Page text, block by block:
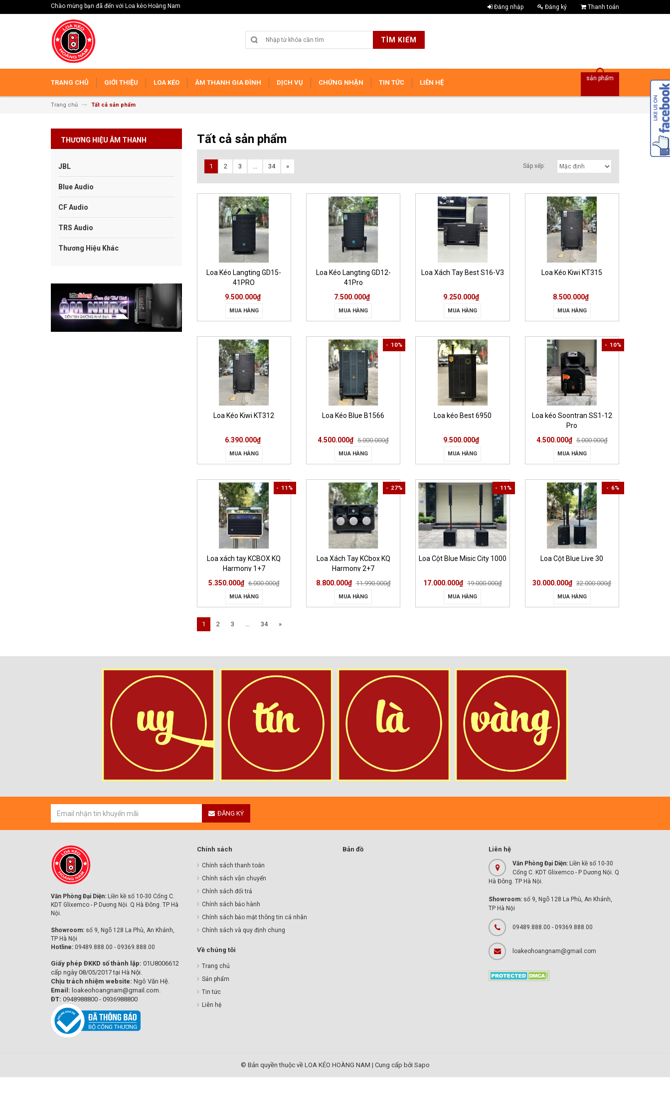
Chào mừng bạn đã đến với Loa kéo Hoàng Nam Đăng nhập Đăng ký Thanh toán
TÌM KIẾM
TRANG CHỦ GIỚI THIỆU LOA KÉO ÂM THANH GIA ĐÌNH DỊCH VỤ CHỨNG NHẬN TIN TỨC LIÊN HỆ
sản phẩm
Trang chủ Tất cả sản phẩm
Tất cả sản phẩm
Sắp xếp:
1 2 3 ... 34 »
Loa Kéo Langting GD15-
41PRO
9.500.000₫
MUA HÀNG
Loa Kéo Langting GD12-
41Pro
7.500.000₫
MUA HÀNG
Loa Xách Tay Best S16-V3
9.250.000₫
MUA HÀNG
Loa Kéo Kiwi KT315
8.500.000₫
MUA HÀNG
Loa Kéo Kiwi KT312
6.390.000₫
MUA HÀNG
- 10%
Loa Kéo Blue B1566
4.500.000₫ 5.000.000₫
MUA HÀNG
Loa kéo Best 6950
9.500.000₫
MUA HÀNG
- 10%
Loa kéo Soontran SS1-12
Pro
4.500.000₫ 5.000.000₫
MUA HÀNG
- 11%
Loa xách tay KCBOX KQ
Harmony 1+7
5.350.000₫ 6.000.000₫
MUA HÀNG
- 27%
Loa Xách Tay KCbox KQ
Harmony 2+7
8.800.000₫ 11.990.000₫
MUA HÀNG
- 11%
Loa Cột Blue Misic City 1000
17.000.000₫ 19.000.000₫
MUA HÀNG
- 6%
Loa Cột Blue Live 30
30.000.000₫ 32.000.000₫
MUA HÀNG
1 2 3 ... 34 »
THƯƠNG HIỆU ÂM THANH
JBL
Blue Audio
CF Audio
TRS Audio
Thương Hiệu Khác
ĐĂNG KÝ
Văn Phòng Đại Diện: Liền kề số 10-30 Cổng C.
KDT Glixemco - P Dương Nội. Q Hà Đông. TP Hà
Nội.
Showroom: số 9, Ngõ 128 La Phù, An Khánh,
TP Hà Nội
Hotline: 09489.888.00 - 09369.888.00
Giấy phép ĐKKD số thành lập: 01U8006612
cấp ngày 08/05/2017 tại Hà Nội.
Chịu trách nhiệm website: Ngô Văn Hệ.
Email: loakeohoangnam@gmail.com.
ĐT: 0948988800 - 0936988800
Chính sách
Chính sách thanh toán
Chính sách vận chuyển
Chính sách đổi trả
Chính sách bảo hành
Chính sách bảo mật thông tin cá nhân
Chính sách và quy định chung
Về chúng tôi
Trang chủ
Sản phẩm
Tin tức
Liên hệ
Bản đồ Liên hệ
Văn Phòng Đại Diện: Liền kề số 10-30
Cổng C. KDT Glixemco - P Dương Nội. Q
Hà Đông. TP Hà Nội.
Showroom: số 9, Ngõ 128 La Phù, An Khánh,
TP Hà Nội
09489.888.00 - 09369.888.00
loakeohoangnam@gmail.com
© Bản quyền thuộc về LOA KÉO HOÀNG NAM | Cung cấp bởi Sapo